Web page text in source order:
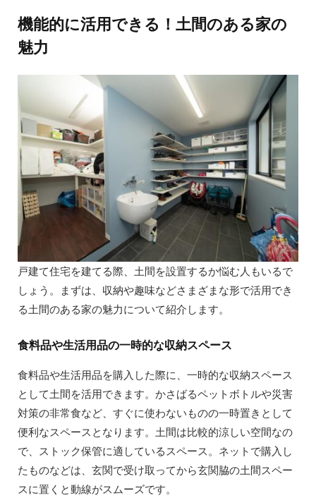
機能的に活用できる！土間のある家の
魅力
戸建て住宅を建てる際、土間を設置するか悩む人もいるで
しょう。まずは、収納や趣味などさまざまな形で活用でき
る土間のある家の魅力について紹介します。
食料品や生活用品の一時的な収納スペース
食料品や生活用品を購入した際に、一時的な収納スペース
として土間を活用できます。かさばるペットボトルや災害
対策の非常食など、すぐに使わないものの一時置きとして
便利なスペースとなります。土間は比較的涼しい空間なの
で、ストック保管に適しているスペース。ネットで購入し
たものなどは、玄関で受け取ってから玄関脇の土間スペー
スに置くと動線がスムーズです。